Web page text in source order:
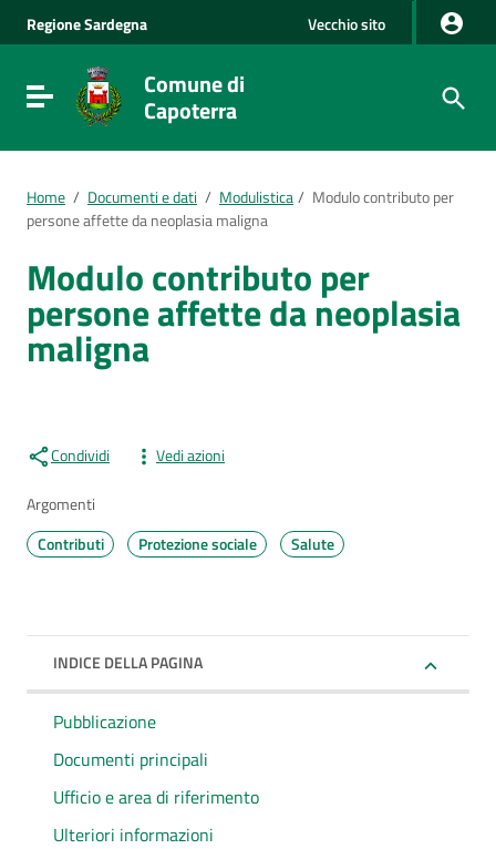
Vai alla navigazione del sito
Vai al Footer
RegioneSardegna Vecchio sito
Visualizza/nascondi menu di navigazione
Comune di
Capoterra
Home / Documenti e dati / Modulistica/ Modulo contributo per
persone affette da neoplasia maligna
Modulo contributo per
persone affette da neoplasia
maligna
Condividi Vedi azioni
Argomenti
Contributi
Protezione sociale Salute
INDICE DELLA PAGINA
Pubblicazione
Documenti principali
Ufficio e area di riferimento
Ulteriori informazioni